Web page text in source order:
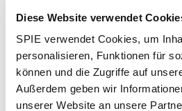
Diese Website verwendet
SPIE verwendet Cookies, um
personalisieren, Funktionen für
können und die Zugriffe auf
Außerdem geben wir
unserer Website an unsere
Level B2
Mobilität : Führerschein
We Offer:
Verlässlichkeit:
internationalen Umfeld